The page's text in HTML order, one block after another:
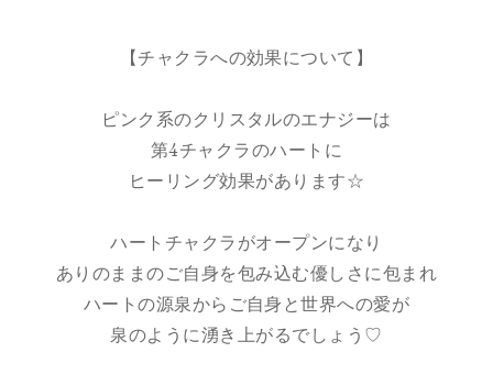
【チャクラへの効果について】
ピンク系のクリスタルのエナジーは
第4チャクラのハートに
ヒーリング効果があります☆
ハートチャクラがオープンになり
ありのままのご自身を包み込む優しさに包まれ
ハートの源泉からご自身と世界への愛が
泉のように湧き上がるでしょう♡